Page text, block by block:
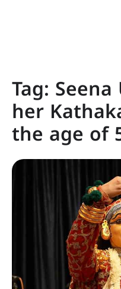
Tag: Seena
her
the age of